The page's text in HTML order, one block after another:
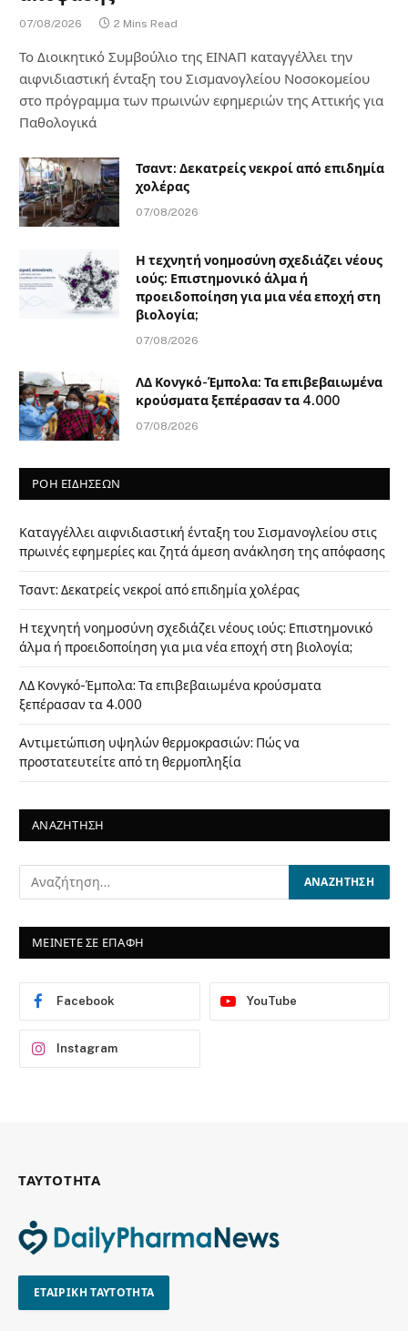
07/08/2026 2 Mins Read
Το Διοικητικό Συμβούλιο της ΕΙΝΑΠ καταγγέλλει την
αιφνιδιαστική ένταξη του Σισμανογλείου Νοσοκομείου
στο πρόγραμμα των πρωινών εφημεριών της Αττικής για
Παθολογικά
Τσαντ: Δεκατρείς νεκροί από επιδημία
χολέρας
07/08/2026
Η τεχνητή νοημοσύνη σχεδιάζει νέους
ιούς: Επιστημονικό άλμα ή
προειδοποίηση για μια νέα εποχή στη
βιολογία;
07/08/2026
ΛΔ Κονγκό-Έμπολα: Τα επιβεβαιωμένα
κρούσματα ξεπέρασαν τα 4.000
07/08/2026
ΡΟΗ ΕΙΔΗΣΕΩΝ
Καταγγέλλει αιφνιδιαστική ένταξη του Σισμανογλείου στις
πρωινές εφημερίες και ζητά άμεση ανάκληση της απόφασης
Τσαντ: Δεκατρείς νεκροί από επιδημία χολέρας
Η τεχνητή νοημοσύνη σχεδιάζει νέους ιούς: Επιστημονικό
άλμα ή προειδοποίηση για μια νέα εποχή στη βιολογία;
ΛΔ Κονγκό-Έμπολα: Τα επιβεβαιωμένα κρούσματα
ξεπέρασαν τα 4.000
Αντιμετώπιση υψηλών θερμοκρασιών: Πώς να
προστατευτείτε από τη θερμοπληξία
ΑΝΑΖΗΤΗΣΗ
ΜΕΙΝΕΤΕ ΣΕ ΕΠΑΦΗ
Facebook YouTube
Instagram
ΤΑΥΤΟΤΗΤΑ
ΕΤΑΙΡΙΚΗ ΤΑΥΤΟΤΗΤΑ